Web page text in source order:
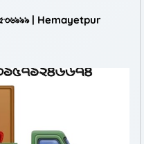
| Hemayetpur